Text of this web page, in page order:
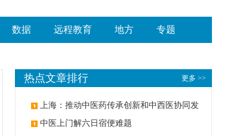
数据 远程教育 地方 专题
更多 >>
热点文章排行
上海：推动中医药传承创新和中西医协同发
展 中医上门解六日宿便难题